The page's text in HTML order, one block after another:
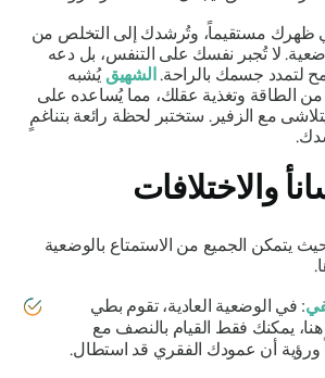
ظهرك مستقيماً، وتُرشدك إلى التخلص من
لا تُجبر نفسك على التنفس، بل دعه
لتمدد جسمك بالراحة.الشهيقيُشبه
الطاقة وتغذية عقلك، مما يُساعده على
مع الزفير. ستختبر لحظة رائعة بتناغمٍ
أ والاختلافات
يتمكن الجميع من الاستمتاع بالوضعية
: في الوضعية العادية، تقوم بطي
يمكنك فقط القيام بالنصف مع
أن عمودك الفقري قد استطال.